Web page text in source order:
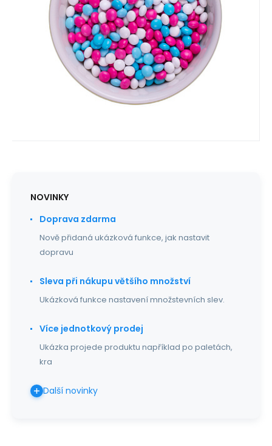
Oblíbený
Porovnat
NOVINKY
Doprava zdarma
Nově přidaná ukázková funkce, jak nastavit
dopravu
Sleva při nákupu většího množství
Ukázková funkce nastavení množstevních slev.
Více jednotkový prodej
Ukázka projede produktu například po paletách,
kra
Další novinky